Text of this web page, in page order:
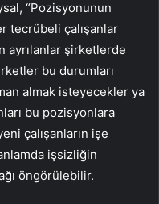
“Pozisyonunun
tecrübeli çalışanlar
ayrılanlar şirketlerde
bu durumları
almak isteyecekler ya
bu pozisyonlara
çalışanların işe
işsizliğin
öngörülebilir.